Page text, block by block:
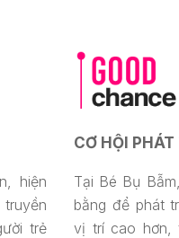
hiện
trẻ
CƠ HỘI PHÁT
Tại Bé Bụ
bằng để phát
vị trí cao hơn,